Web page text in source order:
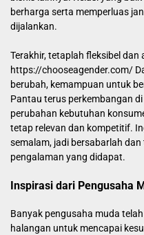
berharga serta memperluas
dijalankan.
Terakhir, tetaplah fleksibel dan
https://chooseagender.com/
berubah, kemampuan untuk
Pantau terus perkembangan
perubahan kebutuhan
tetap relevan dan kompetitif.
semalam, jadi bersabarlah
pengalaman yang didapat.
Inspirasi dari Pengusaha
Banyak pengusaha muda
halangan untuk mencapai